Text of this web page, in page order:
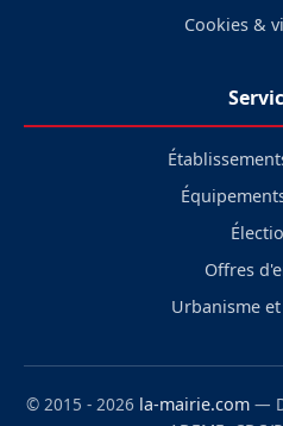
Cookies &
Offres
Urbanisme
© 2015 - 2026 la-mairie.com —